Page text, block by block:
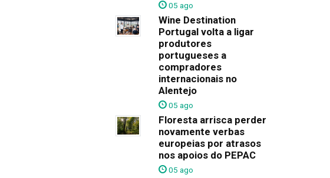
05 ago
Wine Destination
Portugal volta a ligar
produtores
portugueses a
compradores
internacionais no
Alentejo
05 ago
Floresta arrisca perder
novamente verbas
europeias por atrasos
nos apoios do PEPAC
05 ago